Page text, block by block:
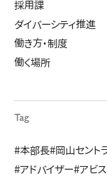
採用課
ダイバーシティ推進
働き方・制度
働く場所
Tag
#本部長#岡山セント
#アドバイザー#アビ